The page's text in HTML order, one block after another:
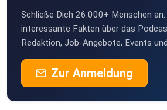
Schließe Dich 26.000+ Menschen an.
interessante Fakten über das
Redaktion, Job-Angebote, Events
Zur Anmeldung